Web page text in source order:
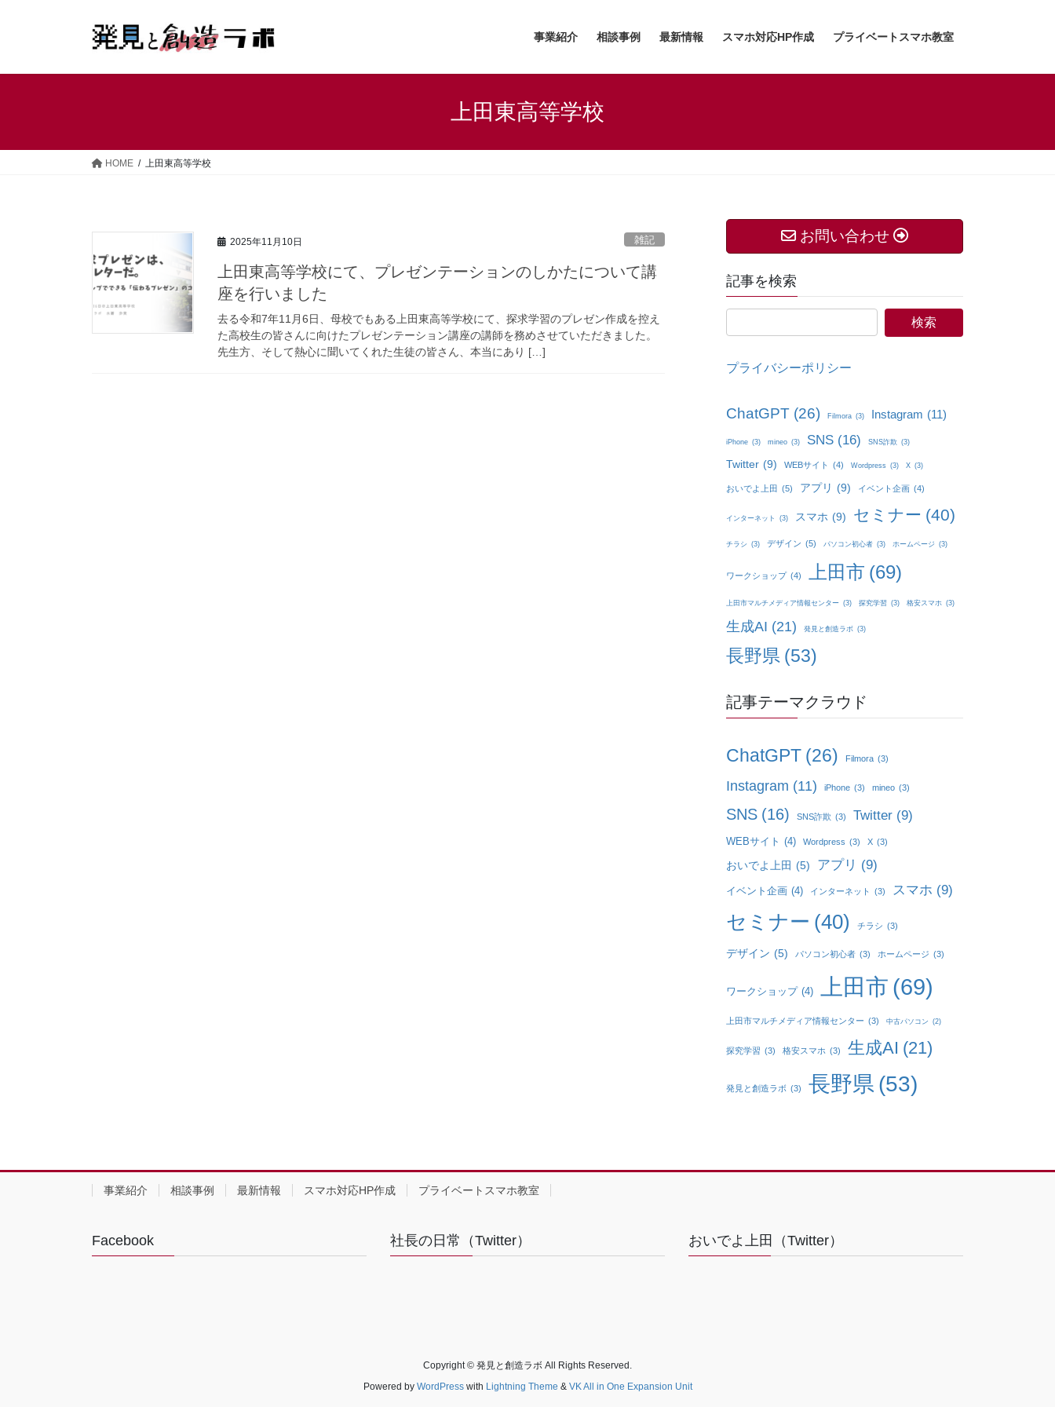
事業紹介 相談事例 最新情報 スマホ対応HP作成 プライベートスマホ教室
上田東高等学校
HOME 上田東高等学校
2025年11月10日 雑記
上田東高等学校にて、プレゼンテーションのしかたについて講
座を行いました
去る令和7年11月6日、母校でもある上田東高等学校にて、探求学習のプレゼン作成を控え
た高校生の皆さんに向けたプレゼンテーション講座の講師を務めさせていただきました。
先生方、そして熱心に聞いてくれた生徒の皆さん、本当にあり […]
お問い合わせ
記事を検索
プライバシーポリシー
ChatGPT (26) Filmora (3) Instagram (11)
iPhone (3) mineo (3) SNS (16) SNS詐欺 (3)
Twitter (9) WEBサイト (4) Wordpress (3) X (3)
おいでよ上田 (5) アプリ (9) イベント企画 (4)
インターネット (3) スマホ (9) セミナー (40)
チラシ (3) デザイン (5) パソコン初心者 (3) ホームページ (3)
ワークショップ (4) 上田市 (69)
上田市マルチメディア情報センター (3) 探究学習 (3) 格安スマホ (3)
生成AI (21) 発見と創造ラボ (3)
長野県 (53)
記事テーマクラウド
ChatGPT (26) Filmora (3)
Instagram (11) iPhone (3) mineo (3)
SNS (16) SNS詐欺 (3) Twitter (9)
WEBサイト (4) Wordpress (3) X (3)
おいでよ上田 (5) アプリ (9)
イベント企画 (4) インターネット (3) スマホ (9)
セミナー (40) チラシ (3)
デザイン (5) パソコン初心者 (3) ホームページ (3)
ワークショップ (4) 上田市 (69)
上田市マルチメディア情報センター (3) 中古パソコン (2)
探究学習 (3) 格安スマホ (3) 生成AI (21)
発見と創造ラボ (3) 長野県 (53)
事業紹介 相談事例 最新情報 スマホ対応HP作成 プライベートスマホ教室
Facebook 社長の日常（Twitter） おいでよ上田（Twitter）
Copyright © 発見と創造ラボ All Rights Reserved.
Powered by WordPresswith Lightning Theme & VK All in One Expansion Unit